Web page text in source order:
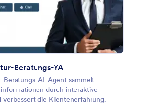
Beratungs-YA
Beratungs-AI-Agent sammelt
durch interaktive
verbessert die Klientenerfahrung.